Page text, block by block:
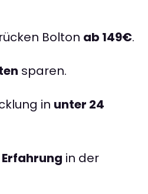
Bolton ab 149€.
sparen.
in unter 24
Erfahrung in der